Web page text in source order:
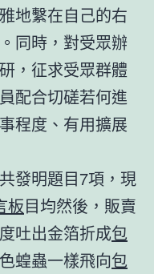
地繫在自己的右
同時，對受眾辦
，征求受眾群體
配合切磋若何進
程度、有用擴展
發明題目7項，現
板目均然後，販賣
吐出金箔折成包
蝗蟲一樣飛向包